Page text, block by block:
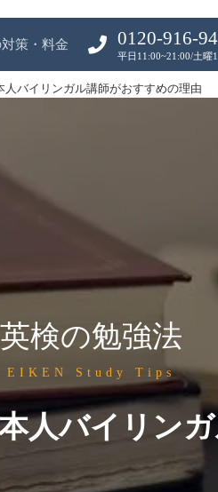
策・料金 0120-916-
平日11:00~21:00/土曜
バイリンガル講師がおすすめの理由
英検の勉強法
EIKEN Study Tips
人バイリン